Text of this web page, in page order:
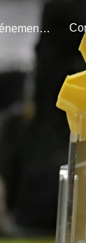
Événements